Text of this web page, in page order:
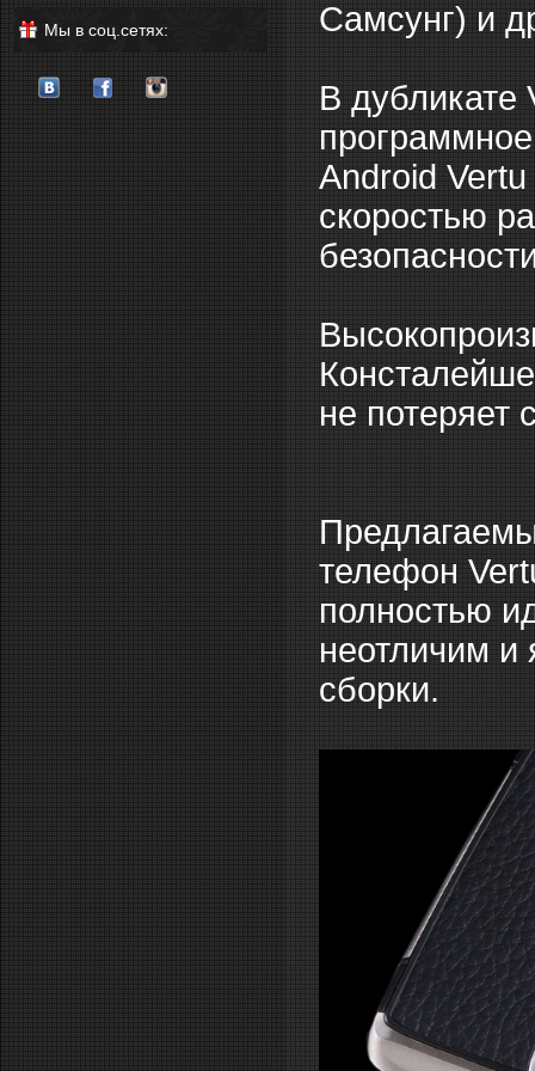
Мы в соц.сетях:
Самсунг) и
В дубликате
Android
скоростью
не потеряет
телефон
полностью
неотличим и
сборки.